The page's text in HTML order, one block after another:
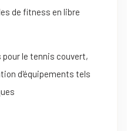
de fitness en libre
le tennis couvert,
d'équipements tels